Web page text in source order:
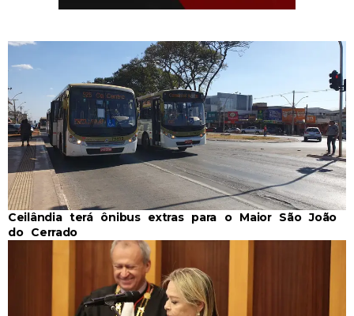
Ceilândia terá ônibus extras para o Maior São João
do Cerrado